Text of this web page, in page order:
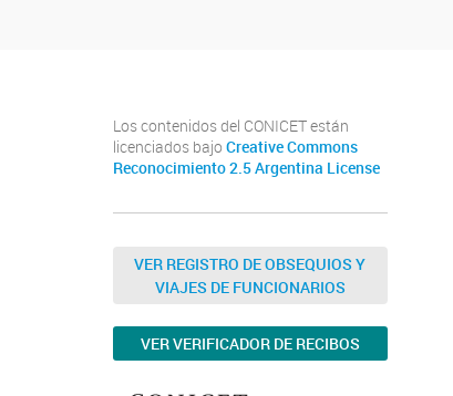
Los contenidos del CONICET están
licenciados bajo Creative Commons
Reconocimiento 2.5 Argentina License
VER REGISTRO DE OBSEQUIOS Y
VIAJES DE FUNCIONARIOS
VER VERIFICADOR DE RECIBOS